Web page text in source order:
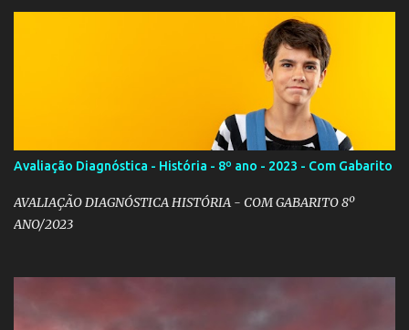
Avaliação Diagnóstica - História - 8º ano - 2023 - Com Gabarito
AVALIAÇÃO DIAGNÓSTICA HISTÓRIA - COM GABARITO 8º
ANO/2023